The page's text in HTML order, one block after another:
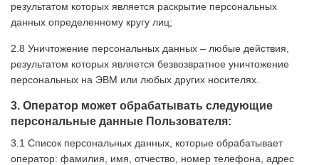
результатом которых является раскрытие персональных
данных определенному кругу лиц;
2.8 Уничтожение персональных данных – любые действия,
результатом которых является безвозвратное уничтожение
персональных на ЭВМ или любых других носителях.
3. Оператор может обрабатывать следующие
персональные данные Пользователя:
3.1 Список персональных данных, которые обрабатывает
оператор: фамилия, имя, отчество, номер телефона, адрес